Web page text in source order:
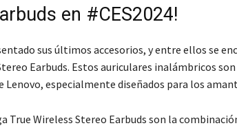
en #CES2024!
sus últimos accesorios, y entre ellos se
Earbuds. Estos auriculares inalámbricos
especialmente diseñados para los
True Wireless Stereo Earbuds son la